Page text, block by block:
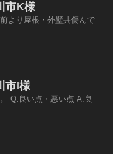
市K様
より屋根・外壁共傷んで
市I様
Q.良い点・悪い点 A.良